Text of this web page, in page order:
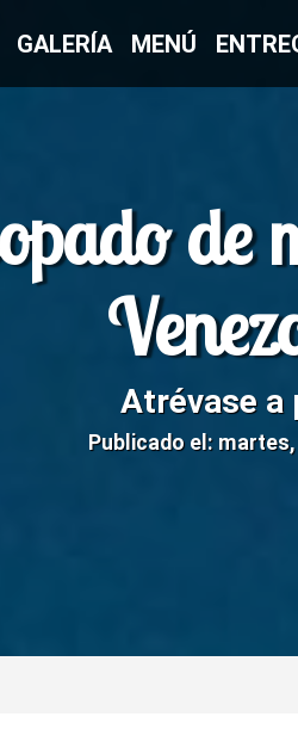
GALERÍA MENÚ
de
Atrévase a
Publicado el: